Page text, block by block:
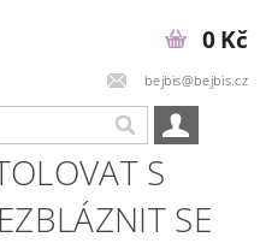
bejbis@bejbis.cz
0 Kč
S
SE